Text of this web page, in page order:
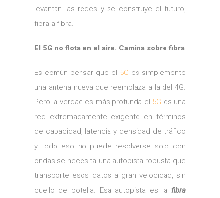
levantan las redes y se construye el futuro,
fibra a fibra.
El 5G no flota en el aire. Camina sobre fibra
Es común pensar que el 5G es simplemente
una antena nueva que reemplaza a la del 4G.
Pero la verdad es más profunda el 5G es una
red extremadamente exigente en términos
de capacidad, latencia y densidad de tráfico
y todo eso no puede resolverse solo con
ondas se necesita una autopista robusta que
transporte esos datos a gran velocidad, sin
cuello de botella. Esa autopista es la fibra